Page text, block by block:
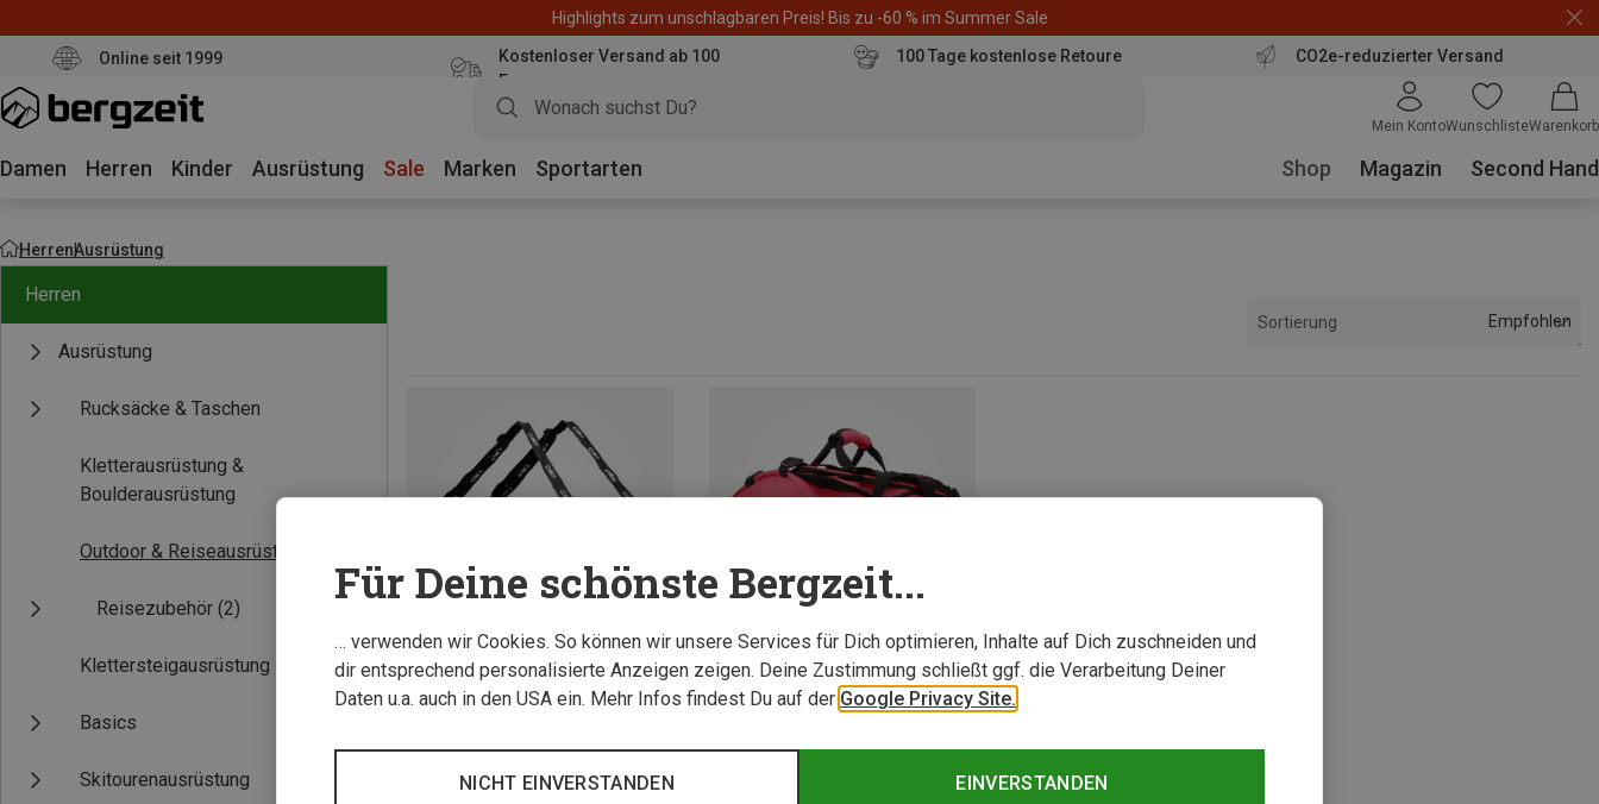
Highlights zum unschlagbaren Preis! Bis zu -60 % im Summer Sale
Online seit 1999
Kostenloser Versand ab 100
Euro
100 Tage kostenlose Retoure CO2e-reduzierter Versand
Mein KontoWunschlisteWarenkorb
Damen Herren Kinder Ausrüstung Sale Marken Sportarten Shop Magazin Second Hand
HerrenAusrüstung
Herren
Ausrüstung
Rucksäcke & Taschen
Kletterausrüstung &
Boulderausrüstung
Outdoor & Reiseausrüstung
Reisezubehör (2)
Klettersteigausrüstung
Basics
Skitourenausrüstung
Sortierung Empfohlen
Größen Größen
Für Deine schönste Bergzeit...
… verwenden wir Cookies. So können wir unsere Services für Dich optimieren, Inhalte auf Dich zuschneiden und
dir entsprechend personalisierte Anzeigen zeigen. Deine Zustimmung schließt ggf. die Verarbeitung Deiner
Daten u.a. auch in den USA ein. Mehr Infos findest Du auf der Google Privacy Site.
EINVERSTANDEN
NICHT EINVERSTANDEN